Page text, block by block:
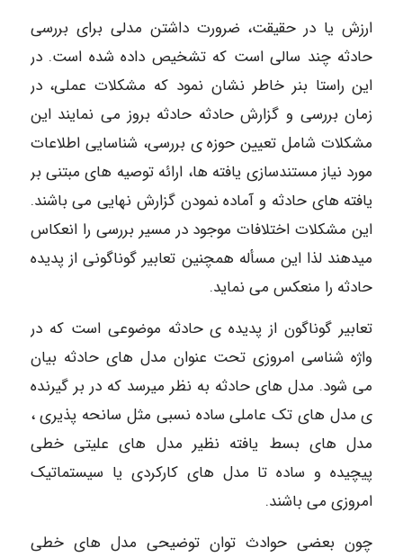
ارزش یا در حقیقت، ضرورت داشتن مدلی برای بررسی
حادثه چند سالی است که تشخیص داده شده است. در
این راستا بنر خاطر نشان نمود که مشکلات عملی، در
زمان بررسی و گزارش حادثه حادثه بروز می نمایند این
مشکلات شامل تعیین حوزه ی بررسی، شناسایی اطلاعات
مورد نیاز مستندسازی یافته ها، ارائه توصیه های مبتنی بر
یافته های حادثه و آماده نمودن گزارش نهایی می باشند.
این مشکلات اختلافات موجود در مسیر بررسی را انعکاس
میدهند لذا این مسأله همچنین تعابیر گوناگونی از پدیده
حادثه را منعکس می نماید.
تعابیر گوناگون از پدیده ی حادثه موضوعی است که در
واژه شناسی امروزی تحت عنوان مدل های حادثه بیان
می شود. مدل های حادثه به نظر میرسد که در بر گیرنده
ی مدل های تک عاملی ساده نسبی مثل سانحه پذیری ،
مدل های بسط یافته نظیر مدل های علیتی خطی
پیچیده و ساده تا مدل های کارکردی یا سیستماتیک
امروزی می باشند.
چون بعضی حوادث توان توضیحی مدل های خطی